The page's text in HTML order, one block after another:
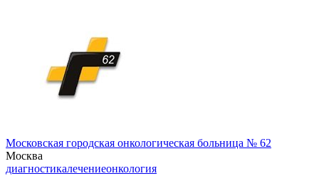
Московская городская онкологическая больница № 62
Москва
диагностикалечениеонкология